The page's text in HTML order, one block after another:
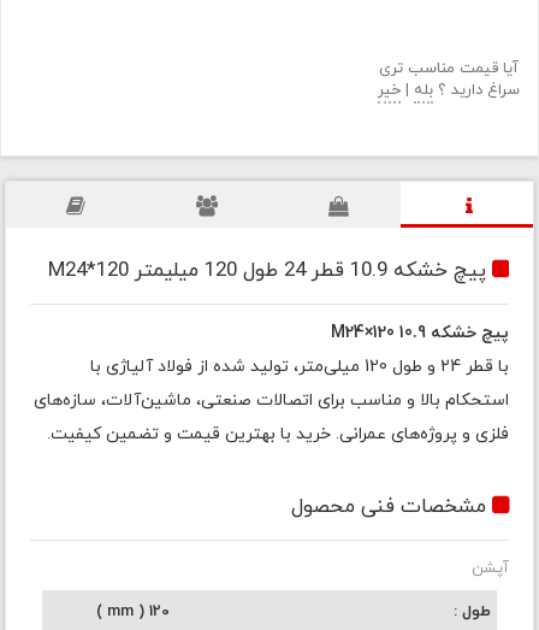
آیا قیمت مناسب تری
سراغ دارید ؟ بله | خیر
پیچ خشکه 10.9 قطر 24 طول 120 میلیمتر M24*120
پیچ خشکه 10.9 M24×120
با قطر 24 و طول 120 میلی‌متر، تولید شده از فولاد آلیاژی با
استحکام بالا و مناسب برای اتصالات صنعتی، ماشین‌آلات، سازه‌های
فلزی و پروژه‌های عمرانی. خرید با بهترین قیمت و تضمین کیفیت.
مشخصات فنی محصول
آپشن
طول
120 ( mm )